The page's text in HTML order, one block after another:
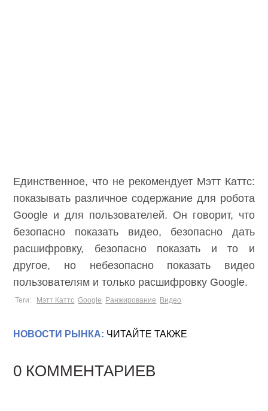
Единственное, что не рекомендует Мэтт Каттс:
показывать различное содержание для робота
Google и для пользователей. Он говорит, что
безопасно показать видео, безопасно дать
расшифровку, безопасно показать и то и
другое, но небезопасно показать видео
пользователям и только расшифровку Google.
Теги: Мэтт Каттс Google Ранжирование Видео
НОВОСТИ РЫНКА: ЧИТАЙТЕ ТАКЖЕ
0 КОММЕНТАРИЕВ